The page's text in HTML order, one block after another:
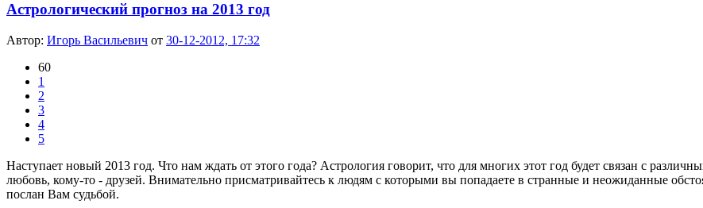
Астрологический прогноз на 2013 год
Автор: Игорь Васильевич от 30-12-2012, 17:32
60
1
2
3
4
5
Наступает новый 2013 год. Что нам ждать от этого года? Астрология говорит, что для многих этот год будет связан с
любовь, кому-то - друзей. Внимательно присматривайтесь к людям с которыми вы попадаете в странные и неожиданные
послан Вам судьбой.